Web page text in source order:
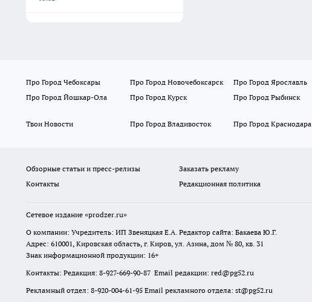
Про Город Чебоксары Про Город Новочебоксарск Про Город Ярославль
Про Город Йошкар-Ола
Про Город Курск Про Город Рыбинск
Твои Новости
Про Город Владивосток Про Город Краснодара
Обзорные статьи и пресс-релизы Заказать рекламу
Контакты
Редакционная политика
Сетевое издание «prodzer.ru»
О компании: Учредитель: ИП Звеняцкая Е.А. Редактор сайта: Бакаева Ю.Г.
Адрес: 610001, Кировская область, г. Киров, ул. Азина, дом № 80, кв. 31
Знак информационной продукции: 16+
Контакты: Редакция: 8-927-669-90-87 Email редакции: red@pg52.ru
Рекламный отдел: 8-920-004-61-95 Email рекламного отдела: st@pg52.ru